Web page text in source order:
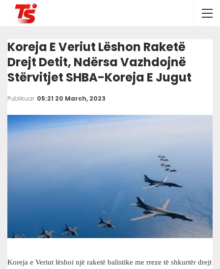
Koreja E Veriut Lëshon Raketë
Drejt Detit, Ndërsa Vazhdojnë
Stërvitjet SHBA-Koreja E Jugut
Publikuar 05:21 20 March, 2023
Koreja e Veriut lëshoi një raketë balistike me rreze të shkurtër drejt